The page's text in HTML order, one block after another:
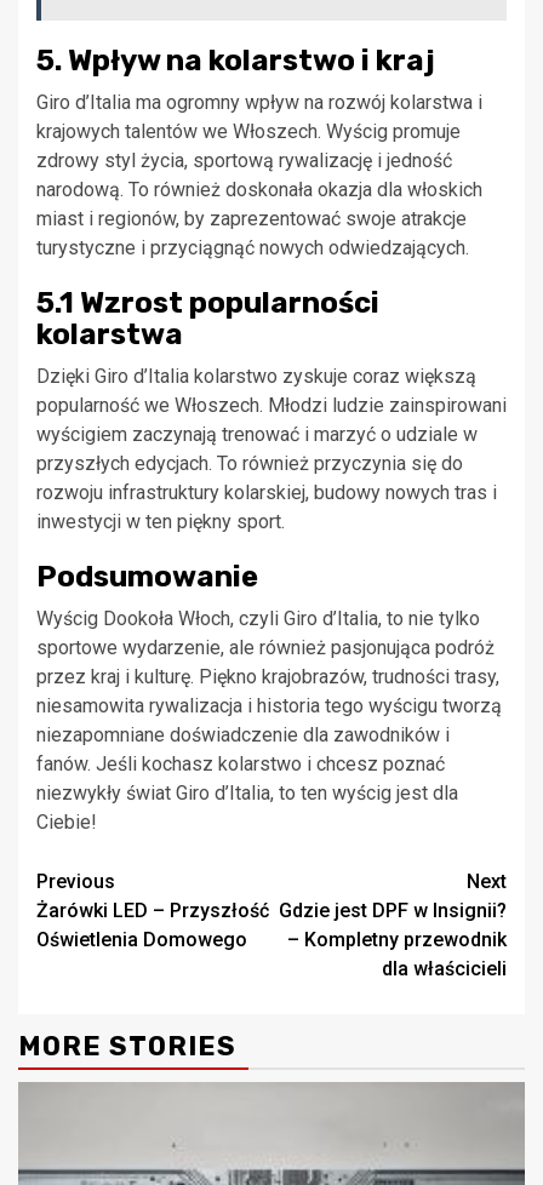
5. Wpływ na kolarstwo i kraj
Giro d’Italia ma ogromny wpływ na rozwój kolarstwa i
krajowych talentów we Włoszech. Wyścig promuje
zdrowy styl życia, sportową rywalizację i jedność
narodową. To również doskonała okazja dla włoskich
miast i regionów, by zaprezentować swoje atrakcje
turystyczne i przyciągnąć nowych odwiedzających.
5.1 Wzrost popularności
kolarstwa
Dzięki Giro d’Italia kolarstwo zyskuje coraz większą
popularność we Włoszech. Młodzi ludzie zainspirowani
wyścigiem zaczynają trenować i marzyć o udziale w
przyszłych edycjach. To również przyczynia się do
rozwoju infrastruktury kolarskiej, budowy nowych tras i
inwestycji w ten piękny sport.
Podsumowanie
Wyścig Dookoła Włoch, czyli Giro d’Italia, to nie tylko
sportowe wydarzenie, ale również pasjonująca podróż
przez kraj i kulturę. Piękno krajobrazów, trudności trasy,
niesamowita rywalizacja i historia tego wyścigu tworzą
niezapomniane doświadczenie dla zawodników i
fanów. Jeśli kochasz kolarstwo i chcesz poznać
niezwykły świat Giro d’Italia, to ten wyścig jest dla
Ciebie!
Continue
Reading
Previous
Żarówki LED – Przyszłość
Oświetlenia Domowego
Next
Gdzie jest DPF w Insignii?
– Kompletny przewodnik
dla właścicieli
MORE STORIES